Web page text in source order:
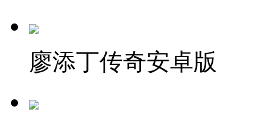
廖添丁传奇安卓版